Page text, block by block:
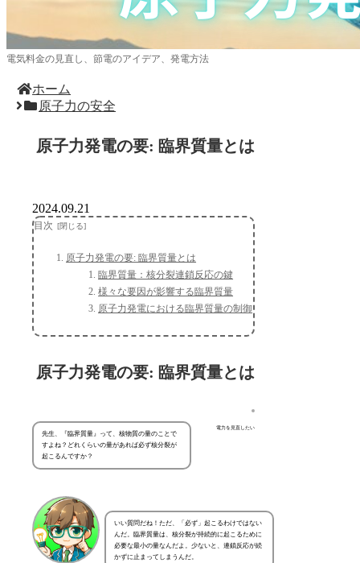
電気料金の見直し、節電のアイデア、発電方法
ホーム
原子力の安全
原子力発電の要: 臨界質量とは
2024.09.21
目次
原子力発電の要: 臨界質量とは
臨界質量：核分裂連鎖反応の鍵
様々な要因が影響する臨界質量
原子力発電における臨界質量の制御
原子力発電の要: 臨界質量とは
電力を見直したい
先生、『臨界質量』って、核物質の量のことで
すよね？どれくらいの量があれば必ず核分裂が
起こるんですか？
いい質問だね！ただ、「必ず」起こるわけではない
んだ。臨界質量は、核分裂が持続的に起こるために
必要な最小の量なんだよ。少ないと、連鎖反応が続
かずに止まってしまうんだ。